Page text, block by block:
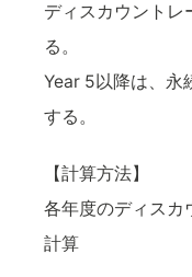
ディスカウントレ
る。
Year 5以降は、永
する。
【計算方法】
各年度のディスカ
計算